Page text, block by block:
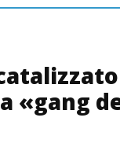
«gang